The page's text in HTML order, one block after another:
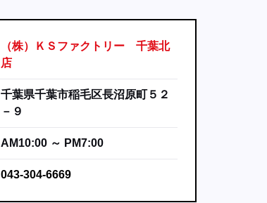
（株）ＫＳファクトリー 千葉北
店
千葉県千葉市稲毛区長沼原町５２
－９
AM10:00 ～ PM7:00
043-304-6669